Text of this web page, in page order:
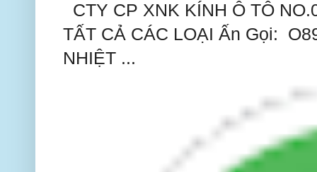
CTY CP XNK KÍNH Ô TÔ
TẤT CẢ CÁC LOẠI Ấn Gọi:
NHIỆT ...